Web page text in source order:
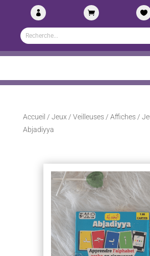
  
Accueil / Jeux / Veilleuses / Affiches/
Abjadiyya